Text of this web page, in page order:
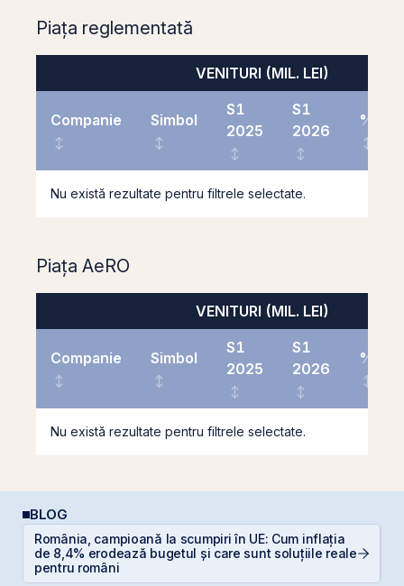
Piața reglementată
VENITURI (MIL. LEI)
Companie Simbol
S1
2025
S1
2026
%
Nu există rezultate pentru filtrele selectate.
Piața AeRO
VENITURI (MIL. LEI)
Companie Simbol
S1
2025
S1
2026
%
Nu există rezultate pentru filtrele selectate.
BLOG
România, campioană la scumpiri în UE: Cum inflația
de 8,4% erodează bugetul și care sunt soluțiile reale
pentru români